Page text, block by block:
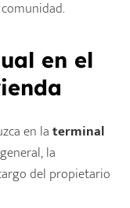
en el
en laterminal
la
del propietario